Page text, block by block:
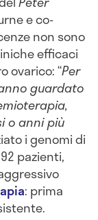
e co-
non sono
efficaci
ovarico: “Per
guardato
o anni più
i genomi di
pazienti,
: prima